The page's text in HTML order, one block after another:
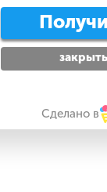
закрыть
Сделано в